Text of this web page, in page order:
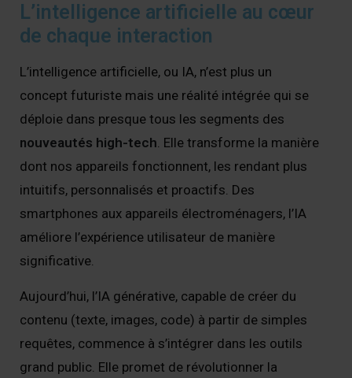
L’intelligence artificielle au cœur
de chaque interaction
L’intelligence artificielle, ou IA, n’est plus un
concept futuriste mais une réalité intégrée qui se
déploie dans presque tous les segments des
nouveautés high-tech. Elle transforme la manière
dont nos appareils fonctionnent, les rendant plus
intuitifs, personnalisés et proactifs. Des
smartphones aux appareils électroménagers, l’IA
améliore l’expérience utilisateur de manière
significative.
Aujourd’hui, l’IA générative, capable de créer du
contenu (texte, images, code) à partir de simples
requêtes, commence à s’intégrer dans les outils
grand public. Elle promet de révolutionner la